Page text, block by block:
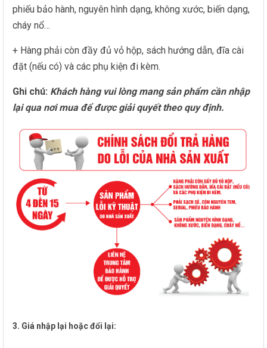
phiếu bảo hành, nguyên hình dạng, không xước, biến dạng,
cháy nổ…
+ Hàng phải còn đầy đủ vỏ hộp, sách hướng dẫn, đĩa cài
đặt (nếu có) và các phụ kiện đi kèm.
Ghi chú: Khách hàng vui lòng mang sản phẩm cần nhập
lại qua nơi mua để được giải quyết theo quy định.
3. Giá nhập lại hoặc đổi lại: